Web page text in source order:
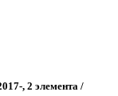
, 2 элемента /